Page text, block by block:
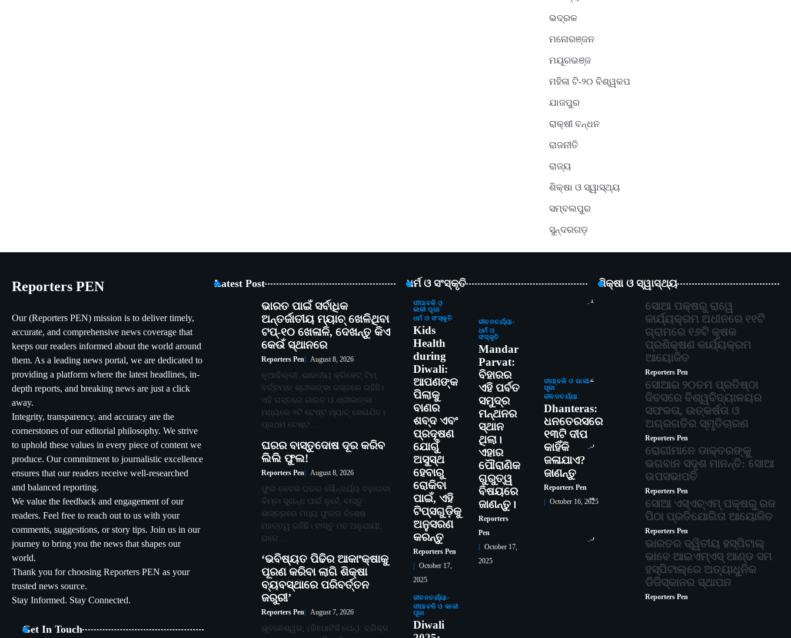
ଭଦ୍ରକ
ମନୋରଞ୍ଜନ
ମୟୂରଭଞ୍ଜ
ମହିଳା ଟି-୨୦ ବିଶ୍ୱକପ
ଯାଜପୁର
ରାକ୍ଷୀ ବନ୍ଧନ
ରାଜନୀତି
ରାଜ୍ୟ
ଶିକ୍ଷା ଓ ସ୍ୱାସ୍ଥ୍ୟ
ସମ୍ବଲପୁର
ସୁନ୍ଦରଗଡ଼
Reporters PEN
Our (Reporters PEN) mission is to deliver timely,
accurate, and comprehensive news coverage that
keeps our readers informed about the world around
them. As a leading news portal, we are dedicated to
providing a platform where the latest headlines, in-
depth reports, and breaking news are just a click
away.
Integrity, transparency, and accuracy are the
cornerstones of our editorial philosophy. We strive
to uphold these values in every piece of content we
produce. Our commitment to journalistic excellence
ensures that our readers receive well-researched
and balanced reporting.
We value the feedback and engagement of our
readers. Feel free to reach out to us with your
comments, suggestions, or story tips. Join us in our
journey to bring you the news that shapes our
world.
Thank you for choosing Reporters PEN as your
trusted news source.
Stay Informed. Stay Connected.
Get In Touch
Latest Post
ଭାରତ ପାଇଁ ସର୍ବାଧିକ
ଅନ୍ତର୍ଜାତୀୟ ମ୍ୟାଚ୍ ଖେଳିଥିବା
ଟପ୍-୧୦ ଖେଳାଳି, ଦେଖନ୍ତୁ କିଏ
କେଉଁ ସ୍ଥାନରେ
Reporters Pen August 8, 2026
ନୂଆଦିଲ୍ଲୀ: ଭାରତୀୟ କ୍ରିକେଟ୍ ଟିମ୍
ବର୍ତ୍ତମାନ ଶ୍ରୀଲଙ୍କା ଗସ୍ତରେ ରହିଛି।
ଏହି ଗସ୍ତରେ ଭାରତ ଓ ଶ୍ରୀଲଙ୍କା
ମଧ୍ୟରେ ୨ଟି ଟେଷ୍ଟ ମ୍ୟାଚ୍ ଖେଳାଯିବ।
ପ୍ରଥମ ଟେଷ୍ଟ…
ଘରର ବାସ୍ତୁଦୋଷ ଦୂର କରିବ
ଲିଲି ଫୁଲ!
Reporters Pen August 8, 2026
ଫୁଲ କେବଳ ଘରର ସୌନ୍ଦର୍ଯ୍ୟ ବଢ଼ାଇବା
କିମ୍ବା ସୁଗନ୍ଧ ପାଇଁ ନୁହେଁ, ବାସ୍ତୁ
ଶାସ୍ତ୍ରରେ ମଧ୍ୟ ଫୁଲର ବିଶେଷ
ମହତ୍ତ୍ୱ ରହିଛି। ବାସ୍ତୁ ମତ ଅନୁଯାୟୀ,
ଘରେ…
‘ଭବିଷ୍ୟତ ପିଢିର ଆକାଂକ୍ଷାକୁ
ପୂରଣ କରିବା ଲାଗି ଶିକ୍ଷା
ବ୍ୟବସ୍ଥାରେ ପରିବର୍ତ୍ତନ
ଜରୁରୀ’
Reporters Pen August 7, 2026
ଭୁବନେଶ୍ୱର, (ରିପୋର୍ଟର୍ସ ପେନ୍‌): ବ୍ରିକ୍ସ
ଧର୍ମ ଓ ସଂସ୍କୃତି
ଦୀପାବଳି ଓ
କାଳୀ ପୂଜା
ଧର୍ମ ଓ ସଂସ୍କୃତି
Kids
Health
during
Diwali:
ଆପଣଙ୍କ
ପିଲାକୁ
ବାଣର
ଶବ୍ଦ ଏବଂ
ପ୍ରଦୂଷଣ
ଯୋଗୁଁ
ଅସୁସ୍ଥ
ହେବାରୁ
ରୋକିବା
ପାଇଁ, ଏହି
ଟିପ୍ସଗୁଡ଼ିକୁ
ଅନୁସରଣ
କରନ୍ତୁ
Reporters Pen
October 17,
2025
ଜୀବନଚର୍ଯ୍ୟା
ଧର୍ମ ଓ
ସଂସ୍କୃତି
Mandar
Parvat:
ବିହାରର
ଏହି ପର୍ବତ
ସମୁଦ୍ର
ମନ୍ଥନର
ସ୍ଥାନ
ଥିଲା।
ଏହାର
ପୌରାଣିକ
ଗୁରୁତ୍ୱ
ବିଷୟରେ
ଜାଣନ୍ତୁ।
Reporters
Pen
October 17,
2025
ଦୀପାବଳି ଓ କାଳୀ
ପୂଜା
ଜୀବନଚର୍ଯ୍ୟା
Dhanteras:
ଧନତେରସରେ
୧୩ଟି ଦୀପ
କାହିଁକି
ଜଳାଯାଏ?
ଜାଣନ୍ତୁ
Reporters Pen
October 16, 2025
ଜୀବନଚର୍ଯ୍ୟା
ଦୀପାବଳି ଓ କାଳୀ
ପୂଜା
Diwali
ଶିକ୍ଷା ଓ ସ୍ୱାସ୍ଥ୍ୟ
1
ସୋଆ ପକ୍ଷରୁ ରାୱେ
କାର୍ଯ୍ୟକ୍ରମ ଅଧୀନରେ ୧୧ଟି
ଗ୍ରାମରେ ୧୬ଟି କୃଷକ
ପ୍ରଶିକ୍ଷଣ କାର୍ଯ୍ୟକ୍ରମ
ଆୟୋଜିତ
Reporters Pen
2
ସୋଆର ୨୦ତମ ପ୍ରତିଷ୍ଠା
ଦିବସରେ ବିଶ୍ୱବିଦ୍ୟାଳୟର
ସଫଳତା, ଉତ୍କର୍ଷତା ଓ
ଅଗ୍ରଗତିର ସ୍ମୃତିଚାରଣ
Reporters Pen
3
ରୋଗୀମାନେ ଡାକ୍ତରଙ୍କୁ
ଭଗବାନ ସଦୃଶ ମାନନ୍ତି: ସୋଆ
ଉପସଭାପତି
Reporters Pen
4
ସୋଆ ଏସ୍‌ଏଚ୍‌ଏମ୍ ପକ୍ଷରୁ ରଜ
ପିଠା ପ୍ରତିଯୋଗିତା ଆୟୋଜିତ
Reporters Pen
5
ଭାରତର ଦ୍ୱିତୀୟ ହସ୍ପିଟାଲ୍
ଭାବେ ଆଇଏମ୍‌ଏସ୍ ଆଣ୍ଡ ସମ
ହସ୍ପିଟାଲ୍‌ରେ ଅତ୍ୟାଧୁନିକ
ଡିଜିସ୍କାନର ସ୍ଥାପନ
Reporters Pen